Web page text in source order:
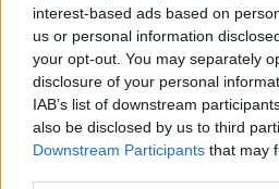
interest-based ads based on
us or personal information
your opt-out. You may separately
disclosure of your personal
IAB’s list of downstream
also be disclosed by us to third
Downstream Participants that may
SOROZAT